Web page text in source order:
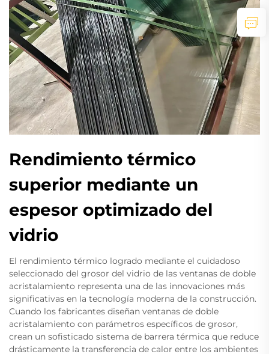
Rendimiento térmico
superior mediante un
espesor optimizado del
vidrio
El rendimiento térmico logrado mediante el cuidadoso
seleccionado del grosor del vidrio de las ventanas de doble
acristalamiento representa una de las innovaciones más
significativas en la tecnología moderna de la construcción.
Cuando los fabricantes diseñan ventanas de doble
acristalamiento con parámetros específicos de grosor,
crean un sofisticado sistema de barrera térmica que reduce
drásticamente la transferencia de calor entre los ambientes